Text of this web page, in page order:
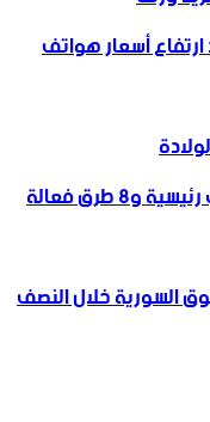
أسعار هواتف
لماذا أصبح هاتفك بطيئًا؟ 6 أسباب رئيسية و8 طرق فعالة
السورية خلال النصف